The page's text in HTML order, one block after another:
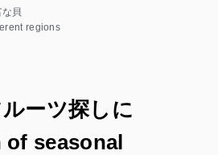
貝
regions
ーツ探しに
of seasonal